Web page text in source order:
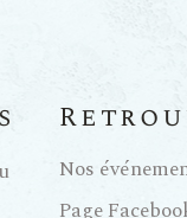
Nos
Page